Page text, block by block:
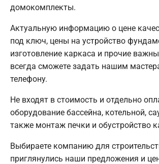
домокомплекты.
Актуальную информацию о цене
под ключ, цены на устройство
изготовление каркаса и прочие
всегда сможете задать нашим
телефону.
Не входят в стоимость и отдельно
оборудование бассейна, котельной,
также монтаж печки и обустройство
Выбираете компанию для
приглянулись наши предложения и